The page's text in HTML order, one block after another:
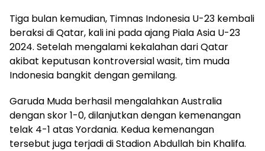
Tiga bulan kemudian, Timnas Indonesia U-23 kembali
beraksi di Qatar, kali ini pada ajang Piala Asia U-23
2024. Setelah mengalami kekalahan dari Qatar
akibat keputusan kontroversial wasit, tim muda
Indonesia bangkit dengan gemilang.
Garuda Muda berhasil mengalahkan Australia
dengan skor 1-0, dilanjutkan dengan kemenangan
telak 4-1 atas Yordania. Kedua kemenangan
tersebut juga terjadi di Stadion Abdullah bin Khalifa.